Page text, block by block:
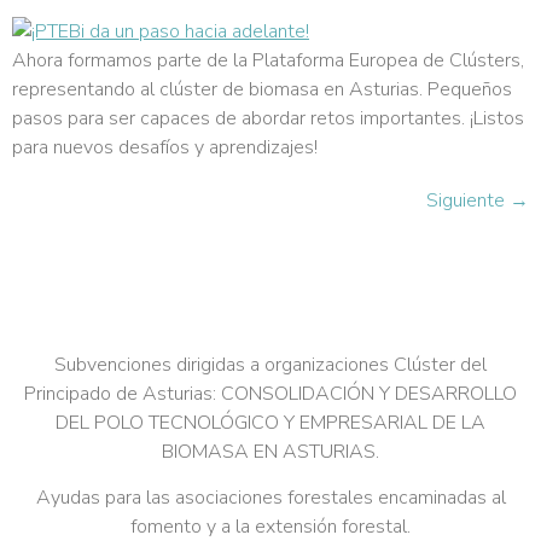
Ahora formamos parte de la Plataforma Europea de Clústers,
representando al clúster de biomasa en Asturias. Pequeños
pasos para ser capaces de abordar retos importantes. ¡Listos
para nuevos desafíos y aprendizajes!
Siguiente →
Subvenciones dirigidas a organizaciones Clúster del
Principado de Asturias: CONSOLIDACIÓN Y DESARROLLO
DEL POLO TECNOLÓGICO Y EMPRESARIAL DE LA
BIOMASA EN ASTURIAS.
Ayudas para las asociaciones forestales encaminadas al
fomento y a la extensión forestal.